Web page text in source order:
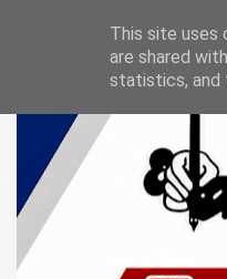
This site uses
are shared
statistics, and